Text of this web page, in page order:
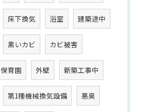
床下換気 浴室 建築途中
黒いカビ カビ被害
保育園 外壁 新築工事中
第1種機械換気設備 悪臭